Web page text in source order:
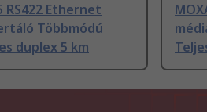
RS422 Ethernet
Többmódú
duplex 5 km